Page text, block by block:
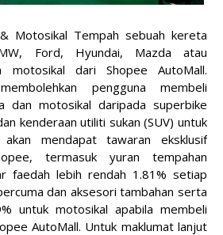
Motosikal Tempah sebuah kereta
Ford, Hyundai, Mazda atau
motosikal dari Shopee AutoMall.
pengguna membeli
dan motosikal daripada superbike
kenderaan utiliti sukan (SUV) untuk
akan mendapat tawaran eksklusif
termasuk yuran tempahan
faedah lebih rendah 1.81% setiap
dan aksesori tambahan serta
untuk motosikal apabila membeli
AutoMall. Untuk maklumat lanjut